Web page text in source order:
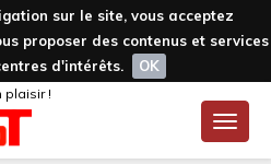
sur le site, vous acceptez
proposer des contenus et services
d'intérêts.
OK
Toggle
plaisir !